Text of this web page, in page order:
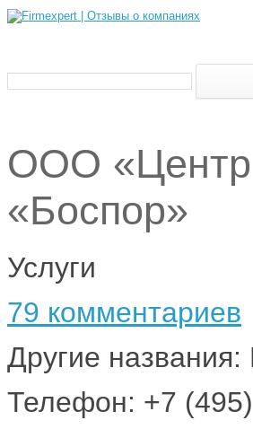
ООО «Центр
«Боспор»
Услуги
79 комментариев
Другие
Телефон: +7